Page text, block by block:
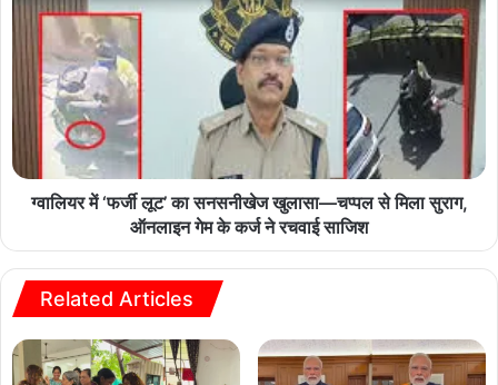
ग्वालियर में ‘फर्जी लूट’ का सनसनीखेज खुलासा—चप्पल से मिला सुराग,
ऑनलाइन गेम के कर्ज ने रचवाई साजिश
Related Articles